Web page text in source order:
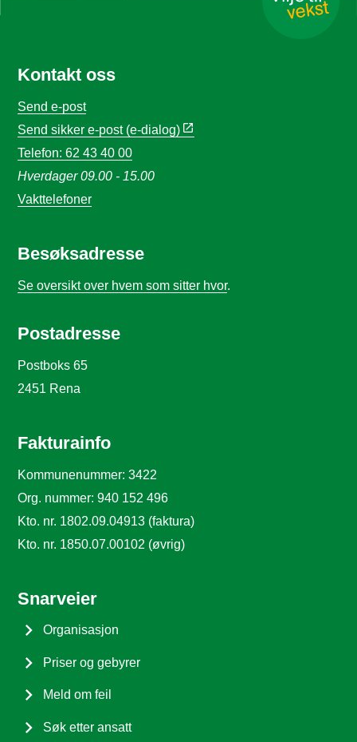
Kontakt oss
Send e-post
Send sikker e-post (e-dialog)
Telefon: 62 43 40 00
Hverdager 09.00 - 15.00
Vakttelefoner
Besøksadresse
Se oversikt over hvem som sitter hvor.
Postadresse
Postboks 65
2451 Rena
Fakturainfo
Kommunenummer: 3422
Org. nummer: 940 152 496
Kto. nr. 1802.09.04913 (faktura)
Kto. nr. 1850.07.00102 (øvrig)
Snarveier
Organisasjon
Priser og gebyrer
Meld om feil
Søk etter ansatt